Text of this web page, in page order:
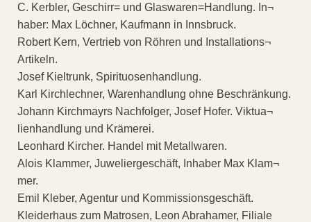
C. Kerbler, Geschirr= und Glaswaren=Handlung. In¬
haber: Max Löchner, Kaufmann in Innsbruck.
Robert Kern, Vertrieb von Röhren und Installations¬
Artikeln.
Josef Kieltrunk, Spirituosenhandlung.
Karl Kirchlechner, Warenhandlung ohne Beschränkung.
Johann Kirchmayrs Nachfolger, Josef Hofer. Viktua¬
lienhandlung und Krämerei.
Leonhard Kircher. Handel mit Metallwaren.
Alois Klammer, Juweliergeschäft, Inhaber Max Klam¬
mer.
Emil Kleber, Agentur und Kommissionsgeschäft.
Kleiderhaus zum Matrosen, Leon Abrahamer, Filiale